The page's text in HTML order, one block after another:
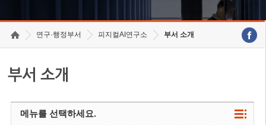
연구·행정부서 피지컬AI연구소 부서 소개
부서 소개
메뉴를 선택하세요.